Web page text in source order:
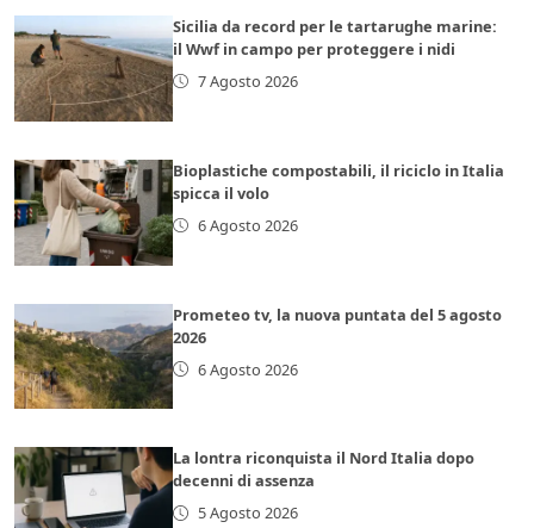
Sicilia da record per le tartarughe marine:
il Wwf in campo per proteggere i nidi
7 Agosto 2026
Bioplastiche compostabili, il riciclo in Italia
spicca il volo
6 Agosto 2026
Prometeo tv, la nuova puntata del 5 agosto
2026
6 Agosto 2026
La lontra riconquista il Nord Italia dopo
decenni di assenza
5 Agosto 2026